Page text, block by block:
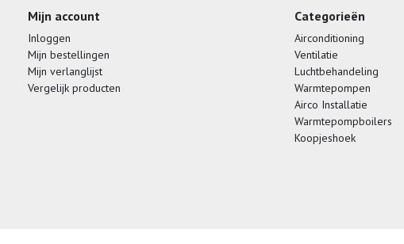
Mijn account
Inloggen
Mijn bestellingen
Mijn verlanglijst
Vergelijk producten
Categorieën
Airconditioning
Ventilatie
Luchtbehandeling
Warmtepompen
Airco Installatie
Warmtepompboilers
Koopjeshoek